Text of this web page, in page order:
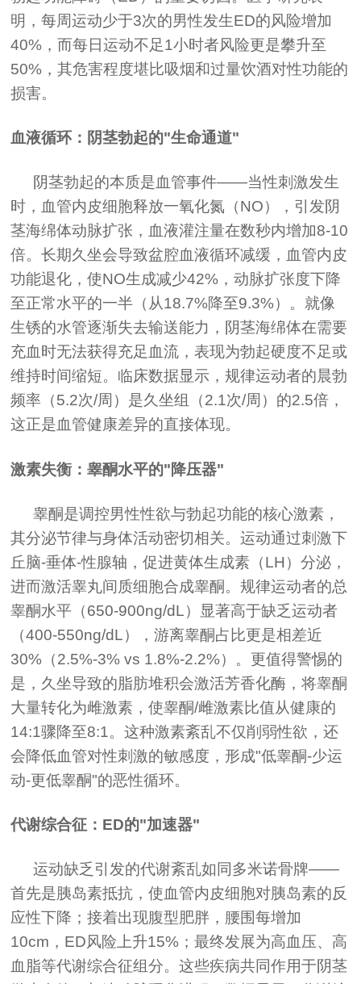
明，每周运动少于3次的男性发生ED的风险增加
40%，而每日运动不足1小时者风险更是攀升至
50%，其危害程度堪比吸烟和过量饮酒对性功能的
损害。
血液循环：阴茎勃起的"生命通道"
阴茎勃起的本质是血管事件——当性刺激发生
时，血管内皮细胞释放一氧化氮（NO），引发阴
茎海绵体动脉扩张，血液灌注量在数秒内增加8-10
倍。长期久坐会导致盆腔血液循环减缓，血管内皮
功能退化，使NO生成减少42%，动脉扩张度下降
至正常水平的一半（从18.7%降至9.3%）。就像
生锈的水管逐渐失去输送能力，阴茎海绵体在需要
充血时无法获得充足血流，表现为勃起硬度不足或
维持时间缩短。临床数据显示，规律运动者的晨勃
频率（5.2次/周）是久坐组（2.1次/周）的2.5倍，
这正是血管健康差异的直接体现。
激素失衡：睾酮水平的"降压器"
睾酮是调控男性性欲与勃起功能的核心激素，
其分泌节律与身体活动密切相关。运动通过刺激下
丘脑-垂体-性腺轴，促进黄体生成素（LH）分泌，
进而激活睾丸间质细胞合成睾酮。规律运动者的总
睾酮水平（650-900ng/dL）显著高于缺乏运动者
（400-550ng/dL），游离睾酮占比更是相差近
30%（2.5%-3% vs 1.8%-2.2%）。更值得警惕的
是，久坐导致的脂肪堆积会激活芳香化酶，将睾酮
大量转化为雌激素，使睾酮/雌激素比值从健康的
14:1骤降至8:1。这种激素紊乱不仅削弱性欲，还
会降低血管对性刺激的敏感度，形成"低睾酮-少运
动-更低睾酮"的恶性循环。
代谢综合征：ED的"加速器"
运动缺乏引发的代谢紊乱如同多米诺骨牌——
首先是胰岛素抵抗，使血管内皮细胞对胰岛素的反
应性下降；接着出现腹型肥胖，腰围每增加
10cm，ED风险上升15%；最终发展为高血压、高
血脂等代谢综合征组分。这些疾病共同作用于阴茎